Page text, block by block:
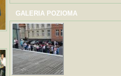
GALERIA POZIOMA